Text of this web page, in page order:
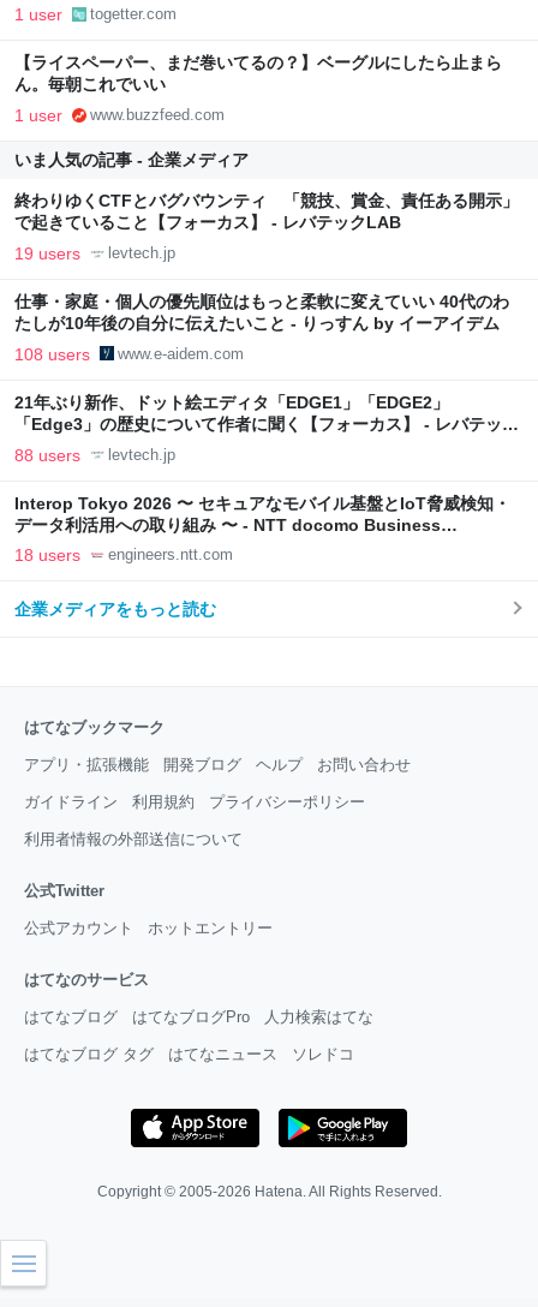
てみたら、「物価やばい」と恐怖した話
1 user togetter.com
【ライスペーパー、まだ巻いてるの？】ベーグルにしたら止まら
ん。毎朝これでいい
1 user www.buzzfeed.com
いま人気の記事 - 企業メディア
終わりゆくCTFとバグバウンティ 「競技、賞金、責任ある開示」
で起きていること【フォーカス】 - レバテックLAB
19 users levtech.jp
仕事・家庭・個人の優先順位はもっと柔軟に変えていい 40代のわ
たしが10年後の自分に伝えたいこと - りっすん by イーアイデム
108 users www.e-aidem.com
21年ぶり新作、ドット絵エディタ「EDGE1」「EDGE2」
「Edge3」の歴史について作者に聞く【フォーカス】 - レバテック
LAB
88 users levtech.jp
Interop Tokyo 2026 〜 セキュアなモバイル基盤とIoT脅威検知・
データ利活用への取り組み 〜 - NTT docomo Business
Engineers' Blog
18 users engineers.ntt.com
企業メディアをもっと読む
はてなブックマーク
アプリ・拡張機能 開発ブログ ヘルプ お問い合わせ
ガイドライン 利用規約 プライバシーポリシー
利用者情報の外部送信について
公式Twitter
公式アカウント ホットエントリー
はてなのサービス
はてなブログ はてなブログPro 人力検索はてな
はてなブログ タグ はてなニュース ソレドコ
Copyright © 2005-2026 Hatena. All Rights Reserved.